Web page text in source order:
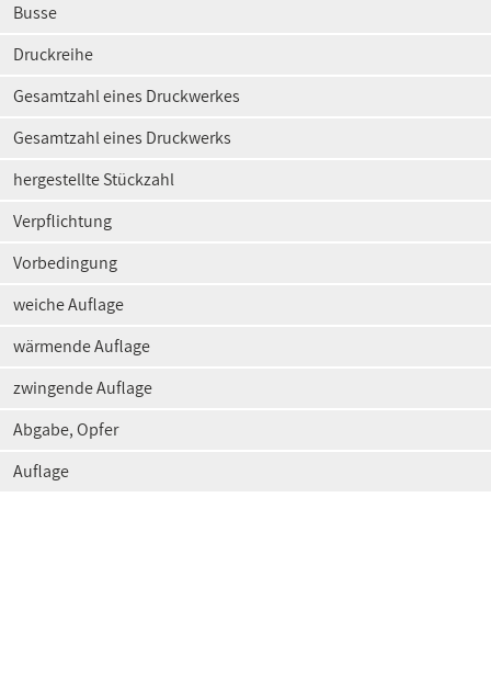
Busse
Druckreihe
Gesamtzahl eines Druckwerkes
Gesamtzahl eines Druckwerks
hergestellte Stückzahl
Verpflichtung
Vorbedingung
weiche Auflage
wärmende Auflage
zwingende Auflage
Abgabe, Opfer
Auflage